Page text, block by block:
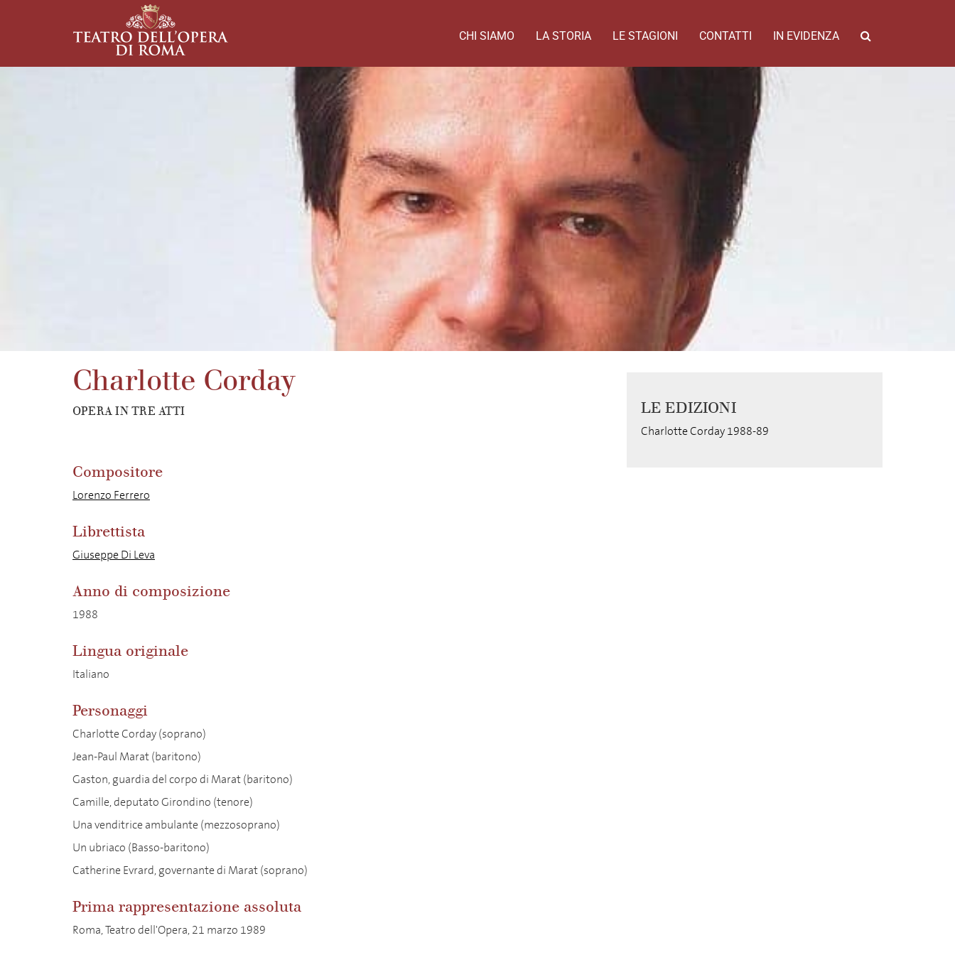
CHI SIAMO LA STORIA LE STAGIONI CONTATTI IN EVIDENZA
Charlotte Corday
OPERA IN TRE ATTI
Compositore
Lorenzo Ferrero
Librettista
Giuseppe Di Leva
Anno di composizione
1988
Lingua originale
Italiano
Personaggi
Charlotte Corday (soprano)
Jean-Paul Marat (baritono)
Gaston, guardia del corpo di Marat (baritono)
Camille, deputato Girondino (tenore)
Una venditrice ambulante (mezzosoprano)
Un ubriaco (Basso-baritono)
Catherine Evrard, governante di Marat (soprano)
Prima rappresentazione assoluta
Roma, Teatro dell'Opera, 21 marzo 1989
LE EDIZIONI
Charlotte Corday 1988-89